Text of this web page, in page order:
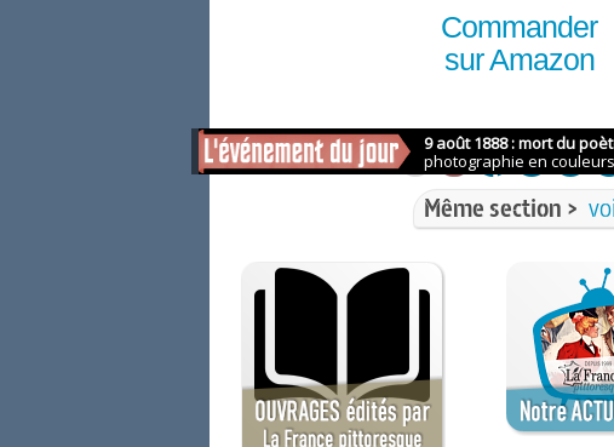
Commander
sur Amazon
Même section >